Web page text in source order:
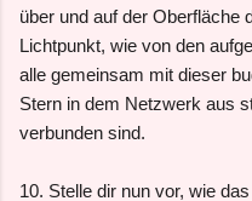
über und auf der Oberfläche
Lichtpunkt, wie von den
alle gemeinsam mit dieser
Stern in dem Netzwerk aus
verbunden sind.
10. Stelle dir nun vor, wie